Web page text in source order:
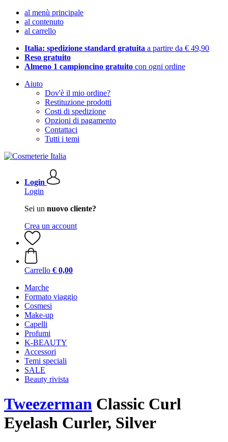
al menù principale
al contenuto
al carrello
Italia: spedizione standard gratuita a partire da € 49,90
Reso gratuito
Almeno 1 campioncino gratuito con ogni ordine
Aiuto
Dov'è il mio ordine?
Restituzione prodotti
Costi di spedizione
Opzioni di pagamento
Contattaci
Tutti i temi
Login
Login
Sei un nuovo cliente?
Crea un account
Carrello € 0,00
Marche
Formato viaggio
Cosmesi
Make-up
Capelli
Profumi
K-BEAUTY
Accessori
Temi speciali
SALE
Beauty rivista
Tweezerman Classic Curl
Eyelash Curler, Silver